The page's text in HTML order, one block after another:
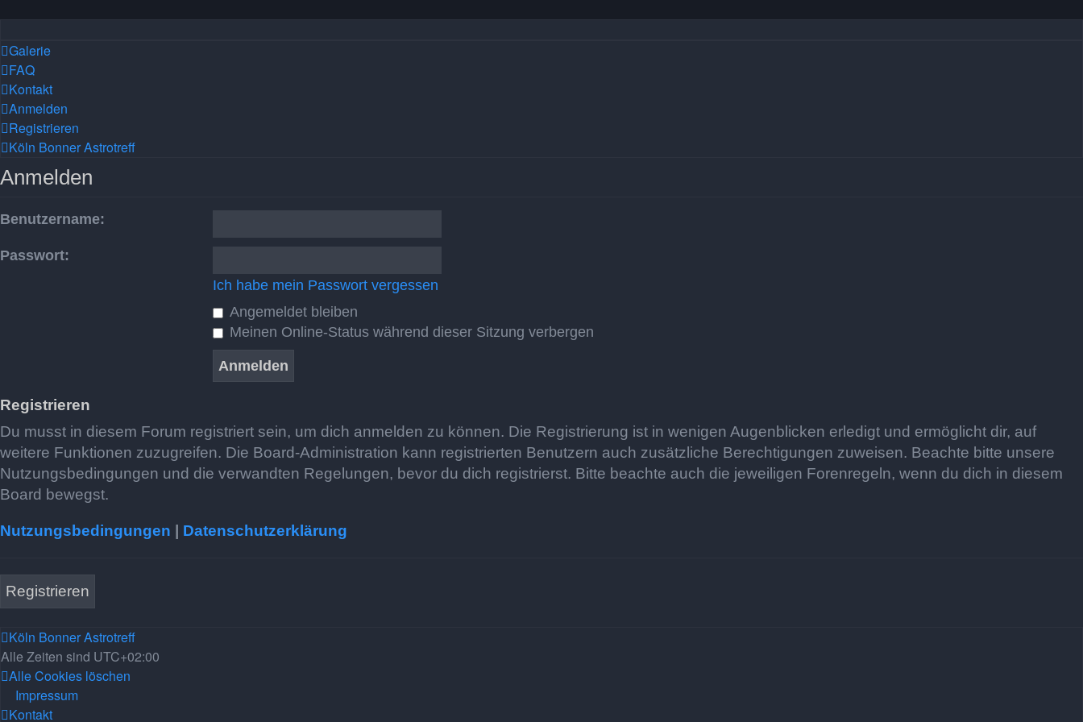
Galerie
FAQ
Kontakt
Anmelden
Registrieren
Köln Bonner Astrotreff
Anmelden
Benutzername:
Passwort:
Ich habe mein Passwort vergessen
Angemeldet bleiben
Meinen Online-Status während dieser Sitzung verbergen
Registrieren
Du musst in diesem Forum registriert sein, um dich anmelden zu können. Die Registrierung ist in wenigen Augenblicken erledigt und ermöglicht dir, auf
weitere Funktionen zuzugreifen. Die Board-Administration kann registrierten Benutzern auch zusätzliche Berechtigungen zuweisen. Beachte bitte unsere
Nutzungsbedingungen und die verwandten Regelungen, bevor du dich registrierst. Bitte beachte auch die jeweiligen Forenregeln, wenn du dich in diesem
Board bewegst.
Nutzungsbedingungen Datenschutzerklärung
Registrieren
Köln Bonner Astrotreff
Alle Zeiten sind UTC+02:00
Alle Cookies löschen
Impressum
Kontakt